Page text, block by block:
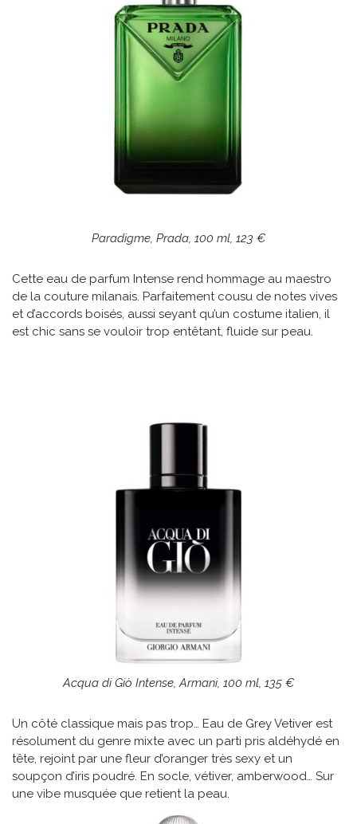
Paradigme, Prada, 100 ml, 123 €
Cette eau de parfum Intense rend hommage au maestro
de la couture milanais. Parfaitement cousu de notes vives
et d’accords boisés, aussi seyant qu’un costume italien, il
est chic sans se vouloir trop entêtant, fluide sur peau.
Acqua di Giò Intense, Armani, 100 ml, 135 €
Un côté classique mais pas trop… Eau de Grey Vetiver est
résolument du genre mixte avec un parti pris aldéhydé en
tête, rejoint par une fleur d’oranger très sexy et un
soupçon d’iris poudré. En socle, vétiver, amberwood… Sur
une vibe musquée que retient la peau.